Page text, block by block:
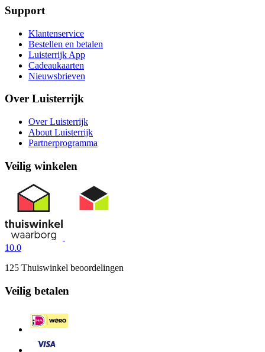
Support
Klantenservice
Bestellen en betalen
Luisterrijk App
Cadeaukaarten
Nieuwsbrieven
Over Luisterrijk
Over Luisterrijk
About Luisterrijk
Partnerprogramma
Veilig winkelen
10.0
125 Thuiswinkel beoordelingen
Veilig betalen